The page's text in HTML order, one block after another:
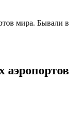
мира. Бывали в
аэропортов